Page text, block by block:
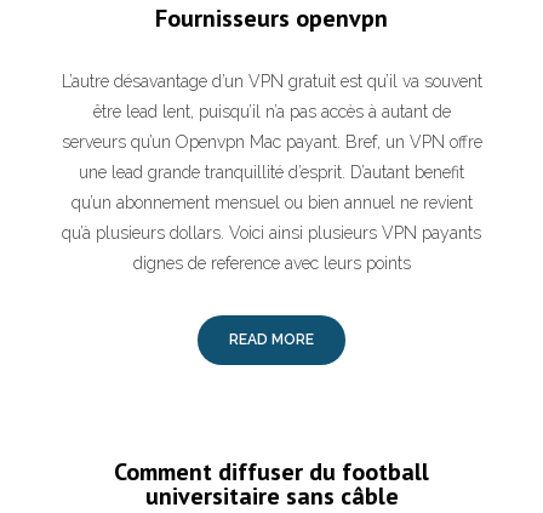
Fournisseurs openvpn
L’autre désavantage d’un VPN gratuit est qu’il va souvent
être lead lent, puisqu’il n’a pas accès à autant de
serveurs qu’un Openvpn Mac payant. Bref, un VPN offre
une lead grande tranquillité d’esprit. D’autant benefit
qu’un abonnement mensuel ou bien annuel ne revient
qu’à plusieurs dollars. Voici ainsi plusieurs VPN payants
dignes de reference avec leurs points
READ MORE
Comment diffuser du football
universitaire sans câble